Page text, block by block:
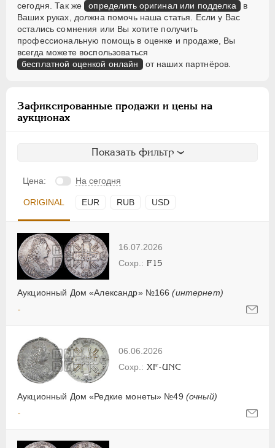
сегодня. Так же определить оригинал или подделка в
Ваших руках, должна помочь наша статья. Если у Вас
остались сомнения или Вы хотите получить
профессиональную помощь в оценке и продаже, Вы
всегда можете воспользоваться
бесплатной оценкой онлайн от наших партнёров.
Зафиксированные продажи и цены на
аукционах
Показать фильтр
Цена: На сегодня
ORIGINAL EUR RUB USD
16.07.2026
Аукционный Дом «Александр» №166(интернет)
F15
-
06.06.2026
Аукционный Дом «Редкие монеты» №49 (очный)
XF-UNC
-